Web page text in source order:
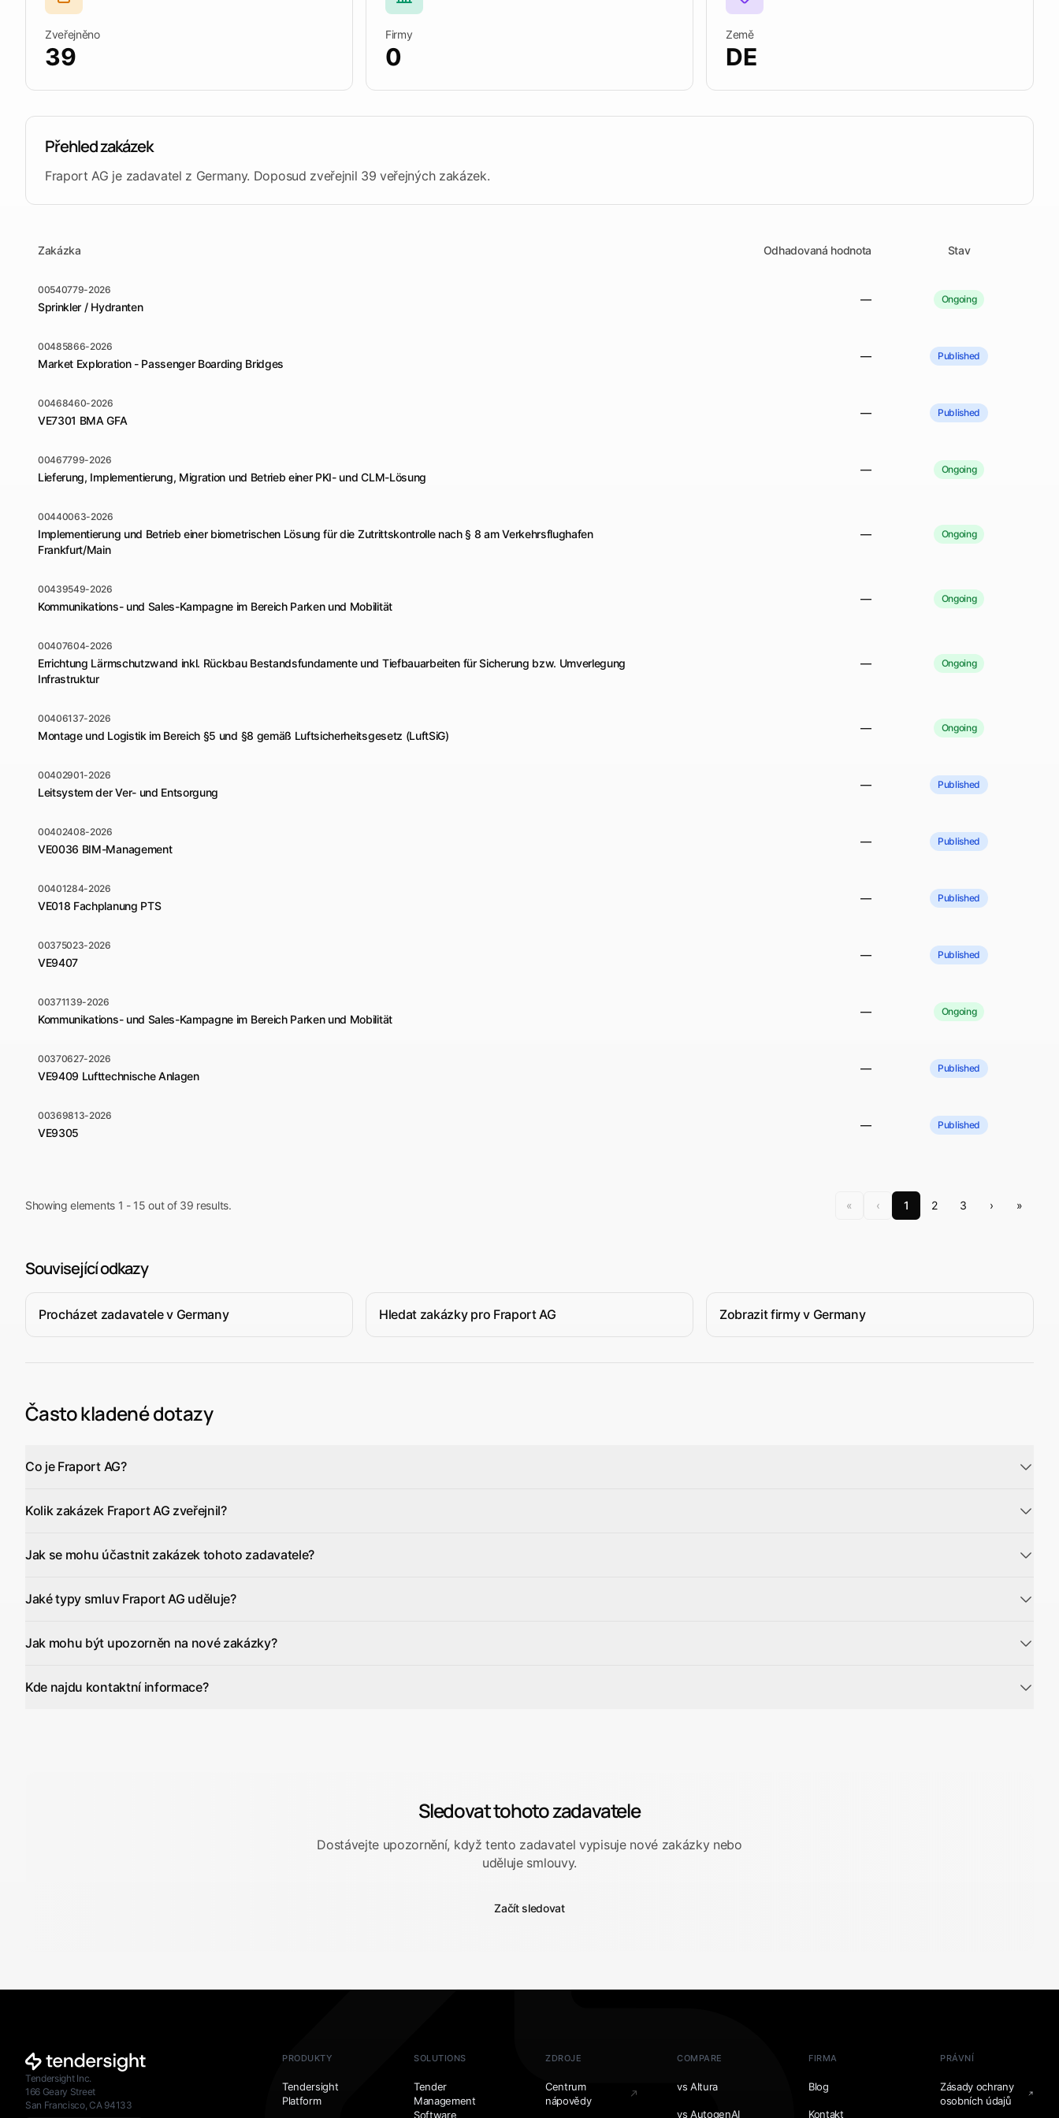
Prozkoumat platformu
Kontrolujte termíny
Prozkoumat Tendersight Mobile
Zboží
Materiály, zařízení a služby
Stavby
Stavby, renovace a údržba
Služby
Zveřejněno
39
Firmy
0
Země
DE
Přehled zakázek
Fraport AG je zadavatel z Germany. Doposud zveřejnil 39 veřejných zakázek.
Zakázka Odhadovaná hodnota Stav
00540779-2026
Sprinkler / Hydranten
— Ongoing
00485866-2026
Market Exploration - Passenger Boarding Bridges
— Published
00468460-2026
VE7301 BMA GFA
— Published
00467799-2026
Lieferung, Implementierung, Migration und Betrieb einer PKI- und CLM-Lösung
— Ongoing
00440063-2026
Implementierung und Betrieb einer biometrischen Lösung für die Zutrittskontrolle nach § 8 am Verkehrsflughafen
Frankfurt/Main
— Ongoing
00439549-2026
Kommunikations- und Sales-Kampagne im Bereich Parken und Mobilität
— Ongoing
00407604-2026
Errichtung Lärmschutzwand inkl. Rückbau Bestandsfundamente und Tiefbauarbeiten für Sicherung bzw. Umverlegung
Infrastruktur
— Ongoing
00406137-2026
Montage und Logistik im Bereich §5 und §8 gemäß Luftsicherheitsgesetz (LuftSiG)
— Ongoing
00402901-2026
Leitsystem der Ver- und Entsorgung
— Published
00402408-2026
VE0036 BIM-Management
— Published
00401284-2026
VE018 Fachplanung PTS
— Published
00375023-2026
VE9407
— Published
00371139-2026
Kommunikations- und Sales-Kampagne im Bereich Parken und Mobilität
— Ongoing
00370627-2026
VE9409 Lufttechnische Anlagen
— Published
00369813-2026
VE9305
— Published
Showing elements 1 - 15 out of 39 results. « ‹ 1 2 3 › »
Související odkazy
Procházet zadavatele v Germany Hledat zakázky pro Fraport AG Zobrazit firmy v Germany
Často kladené dotazy
Co je Fraport AG?
Kolik zakázek Fraport AG zveřejnil?
Jak se mohu účastnit zakázek tohoto zadavatele?
Jaké typy smluv Fraport AG uděluje?
Jak mohu být upozorněn na nové zakázky?
Kde najdu kontaktní informace?
Sledovat tohoto zadavatele
Dostávejte upozornění, když tento zadavatel vypisuje nové zakázky nebo
uděluje smlouvy.
Začít sledovat
Tendersight Inc.
166 Geary Street
San Francisco, CA 94133
PRODUKTY
Tendersight
Platform
SOLUTIONS
Tender
Management
Software
ZDROJE
Centrum
nápovědy
COMPARE
vs Altura
vs AutogenAI
FIRMA
Blog
Kontakt
PRÁVNÍ
Zásady ochrany
osobních údajů